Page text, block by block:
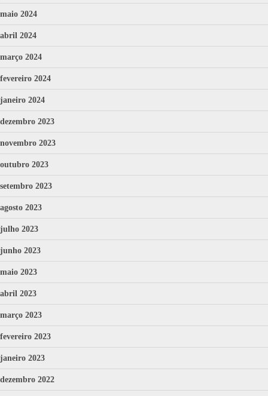
maio 2024
abril 2024
março 2024
fevereiro 2024
janeiro 2024
dezembro 2023
novembro 2023
outubro 2023
setembro 2023
agosto 2023
julho 2023
junho 2023
maio 2023
abril 2023
março 2023
fevereiro 2023
janeiro 2023
dezembro 2022